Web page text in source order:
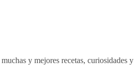
y mejores recetas, curiosidades